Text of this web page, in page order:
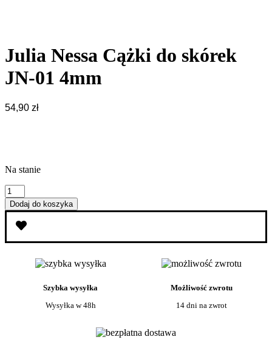
Julia Nessa Cążki do skórek
JN-01 4mm
54,90 zł
Na stanie
ilość
Julia
Nessa
Cążki
skórek
Dodaj do koszyka
Szybka wysyłka
Wysyłka w 48h
Możliwość zwrotu
14 dni na zwrot